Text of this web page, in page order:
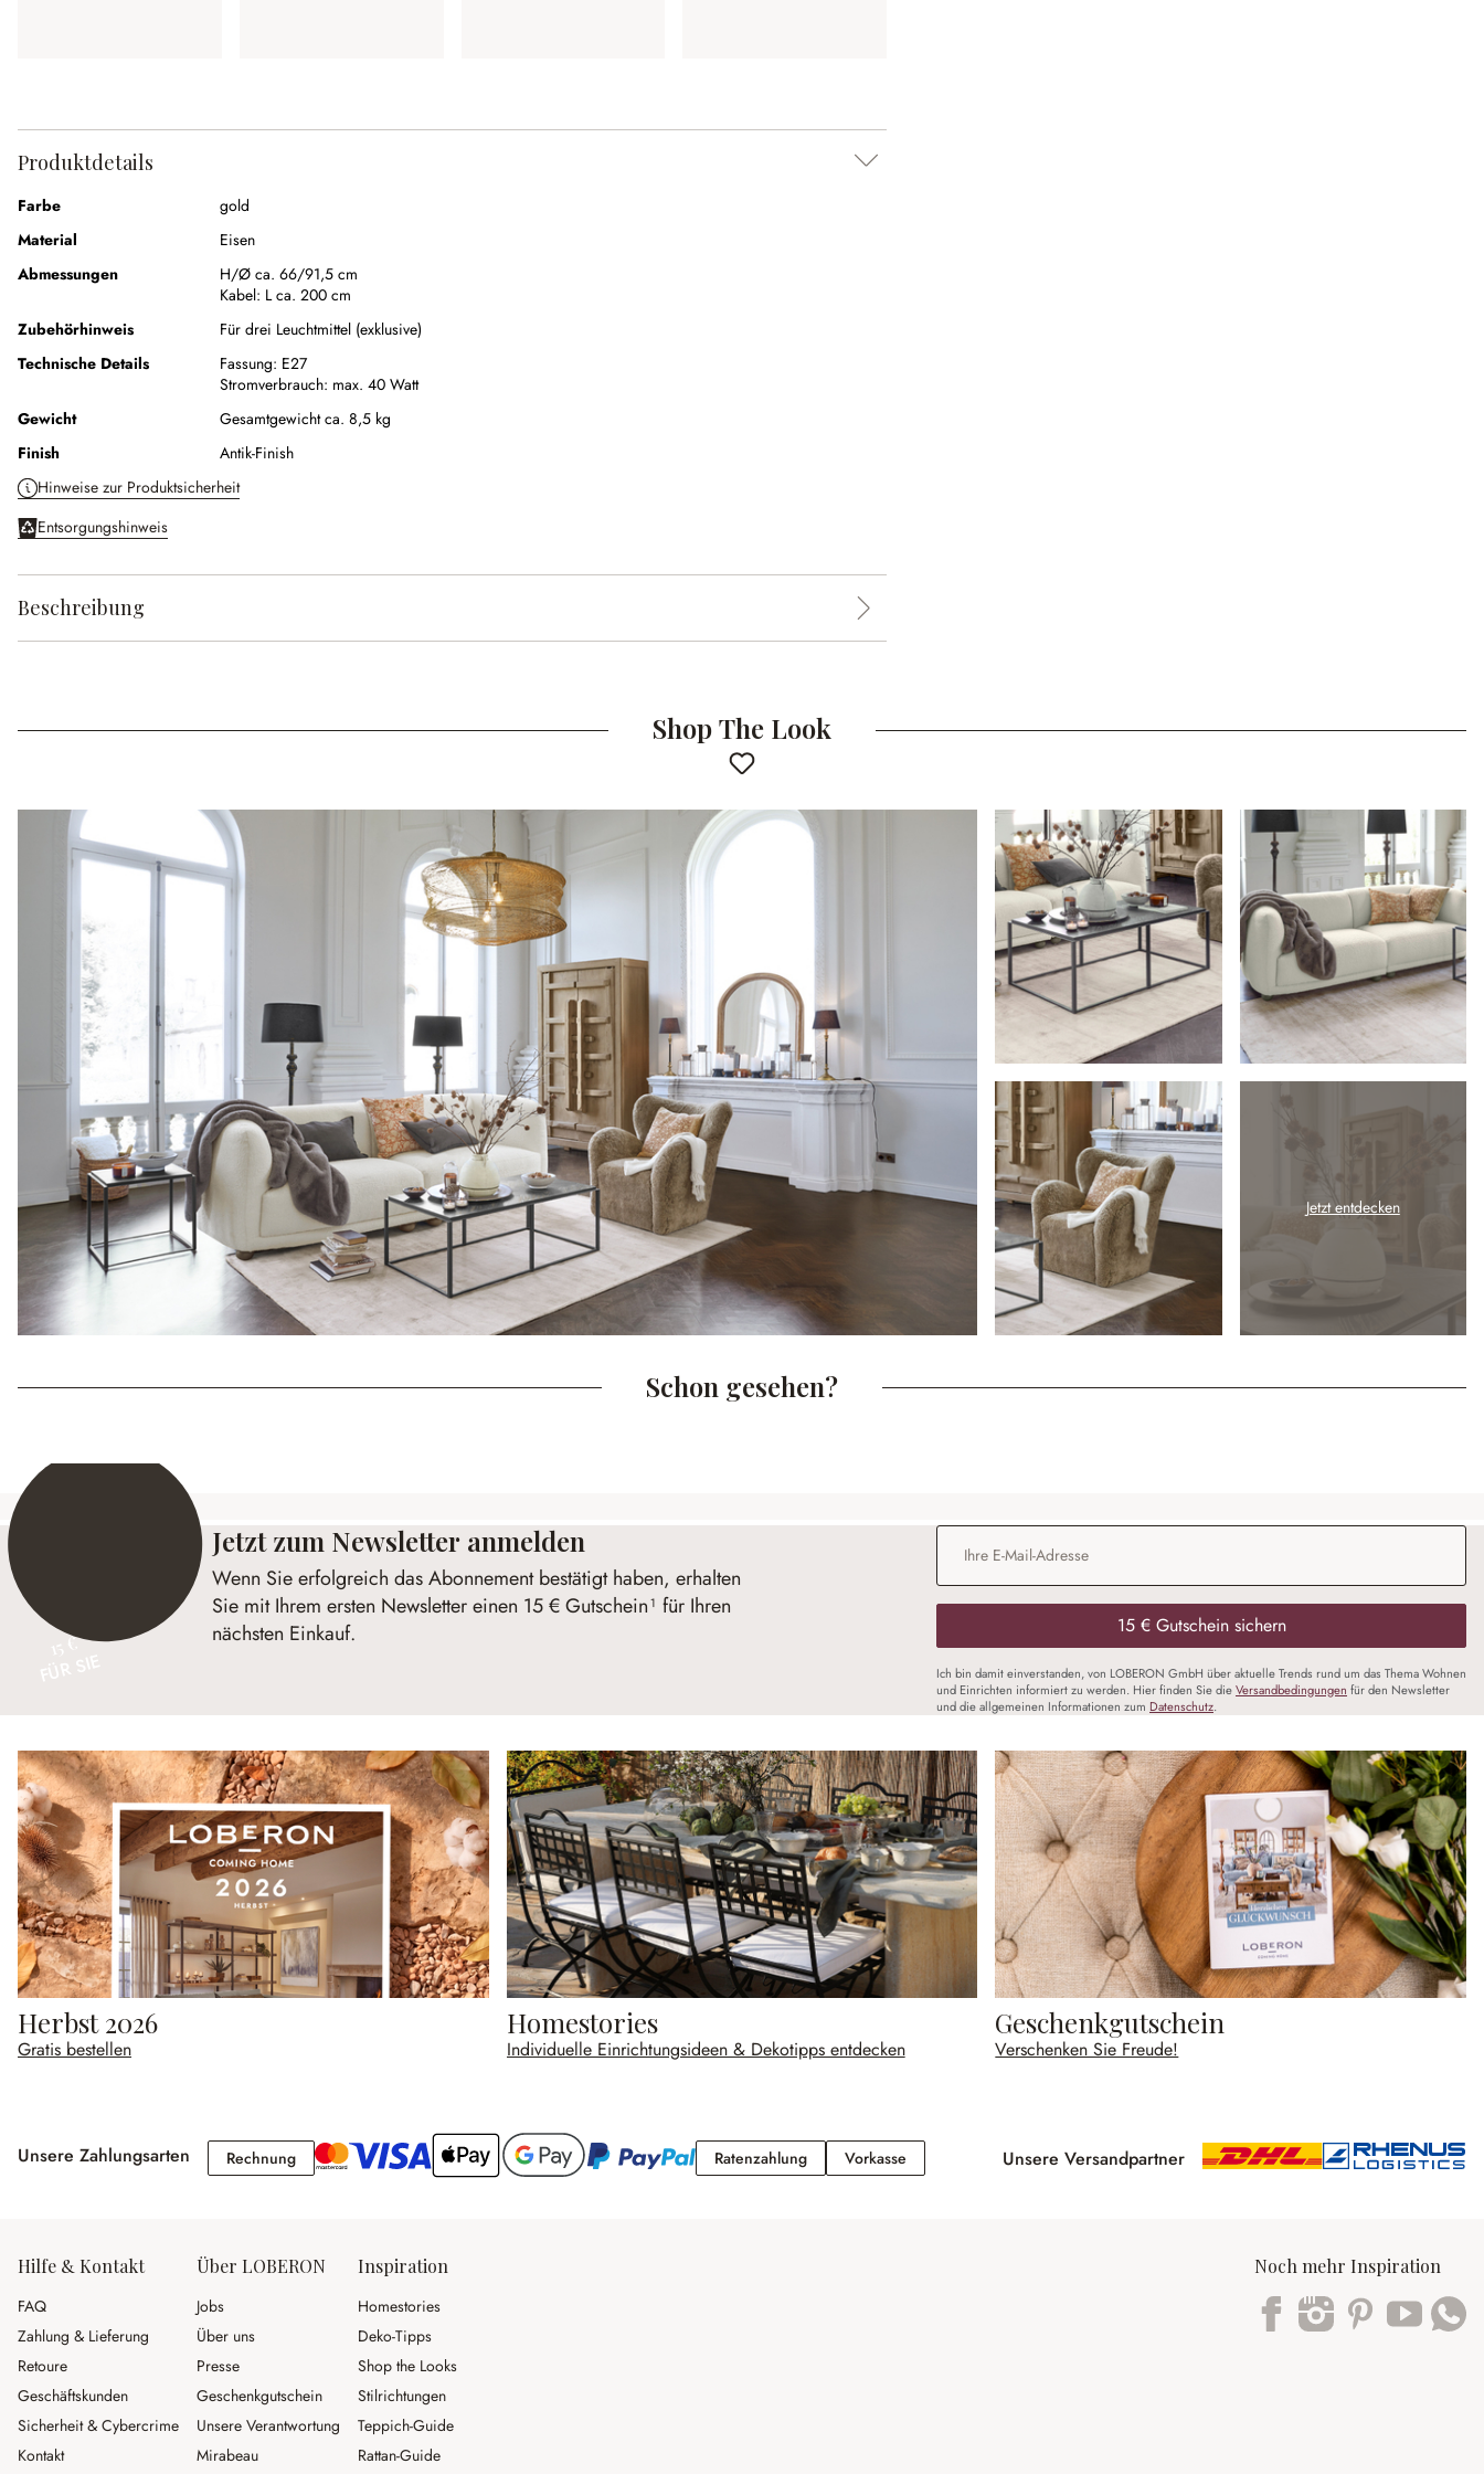
Produktdetails
Farbe
gold
Material
Eisen
Abmessungen
H/Ø ca. 66/91,5 cm
Kabel: L ca. 200 cm
Zubehörhinweis
Für drei Leuchtmittel (exklusive)
Technische Details
Fassung: E27
Stromverbrauch: max. 40 Watt
Gewicht
Gesamtgewicht ca. 8,5 kg
Finish
Antik-Finish
Hinweise zur Produktsicherheit
Entsorgungshinweis
Beschreibung
Shop The Look
Jetzt entdecken
Schon gesehen?
15 €
Jetzt zum Newsletter anmelden
Wenn Sie erfolgreich das Abonnement bestätigt haben, erhalten
Sie mit Ihrem ersten Newsletter einen 15 € Gutschein¹ für Ihren
nächsten Einkauf.
E-Mail-Adresse
15 € Gutschein sichern
Ich bin damit einverstanden, von LOBERON GmbH über aktuelle Trends rund um das Thema Wohnen
und Einrichten informiert zu werden. Hier finden Sie dieVersandbedingungen für den Newsletter
und die allgemeinen Informationen zum Datenschutz.
Herbst 2026
Gratis bestellen
Homestories
Individuelle Einrichtungsideen & Dekotipps entdecken
Geschenkgutschein
Verschenken Sie Freude!
Unsere Zahlungsarten RechnungRechnung RatenzahlungRatenzahlung
VorkasseVorkasse Unsere Versandpartner
Hilfe & Kontakt
FAQ
Zahlung & Lieferung
Retoure
Geschäftskunden
Sicherheit & Cybercrime
Kontakt
Über LOBERON
Jobs
Über uns
Presse
Geschenkgutschein
Unsere Verantwortung
Mirabeau
Inspiration
Homestories
Deko-Tipps
Shop the Looks
Stilrichtungen
Teppich-Guide
Rattan-Guide
Noch mehr Inspiration